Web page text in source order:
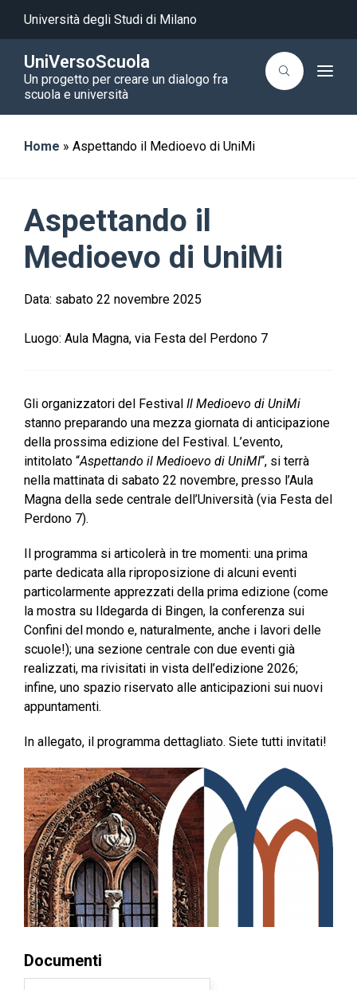
Università degli Studi di Milano
UniVersoScuola
Un progetto per creare un dialogo fra
scuola e università
T
Home » Aspettando il Medioevo di UniMi
Aspettando il
Medioevo di UniMi
Data: sabato 22 novembre 2025
Luogo: Aula Magna, via Festa del Perdono 7
Gli organizzatori del Festival Il Medioevo di UniMi
stanno preparando una mezza giornata di anticipazione
della prossima edizione del Festival. L’evento,
intitolato “Aspettando il Medioevo di UniMI“, si terrà
nella mattinata di sabato 22 novembre, presso l’Aula
Magna della sede centrale dell’Università (via Festa del
Perdono 7).
Il programma si articolerà in tre momenti: una prima
parte dedicata alla riproposizione di alcuni eventi
particolarmente apprezzati della prima edizione (come
la mostra su Ildegarda di Bingen, la conferenza sui
Confini del mondo e, naturalmente, anche i lavori delle
scuole!); una sezione centrale con due eventi già
realizzati, ma rivisitati in vista dell’edizione 2026;
infine, uno spazio riservato alle anticipazioni sui nuovi
appuntamenti.
In allegato, il programma dettagliato. Siete tutti invitati!
Documenti